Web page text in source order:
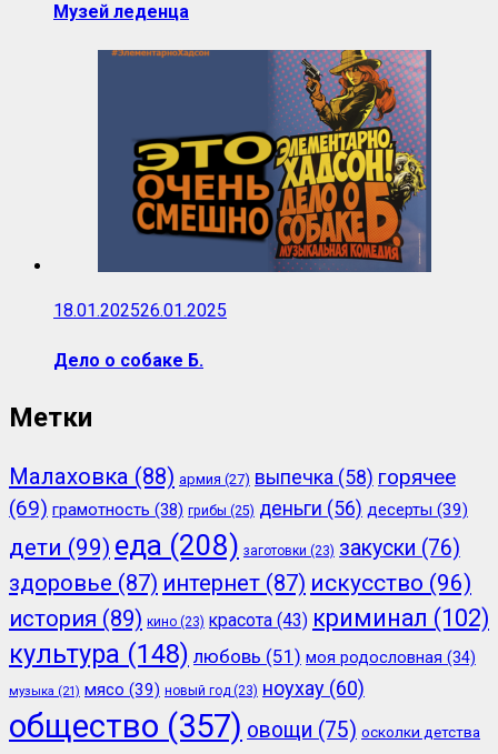
Музей леденца
18.01.202526.01.2025
Дело о собаке Б.
Метки
Малаховка (88) армия (27) выпечка (58) горячее
(69) грамотность (38) грибы (25) деньги (56) десерты (39)
дети (99) еда (208) заготовки (23) закуски (76)
здоровье (87) интернет (87) искусство (96)
история (89) кино (23) красота (43) криминал (102)
культура (148) любовь (51) моя родословная (34)
музыка (21) мясо (39) новый год (23) ноухау (60)
общество (357) овощи (75) осколки детства